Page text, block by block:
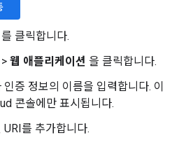
를 클릭합니다.
> 웹 애플리케이션 을 클릭합니다.
증 정보의 이름을 입력합니다. 이
콘솔에만 표시됩니다.
를 추가합니다.